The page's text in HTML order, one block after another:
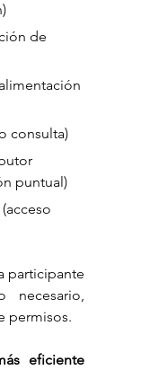
de
consulta)
puntual)
participante
necesario,
permisos.
eficiente